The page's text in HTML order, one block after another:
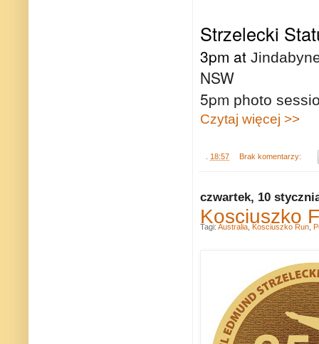
Strzelecki
3pm at
NSW
5pm photo
Czytaj więcej >>
18:57 Brak komentarzy:
czwartek, 10
Kosciuszko
Tagi: Australia Kosciuszko Run